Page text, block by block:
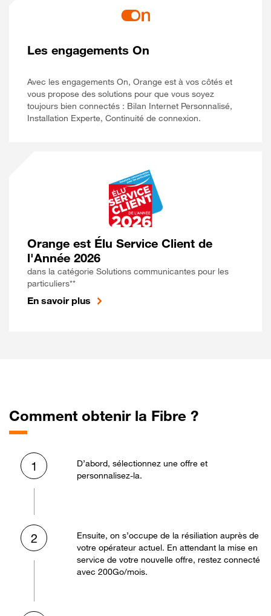
Les engagements On
Avec les engagements On, Orange est à vos côtés et
vous propose des solutions pour que vous soyez
toujours bien connectés : Bilan Internet Personnalisé,
Installation Experte, Continuité de connexion.
Orange est Élu Service Client de
l'Année 2026
dans la catégorie Solutions communicantes pour les
particuliers**
En savoir plus
Comment obtenir la Fibre ?
1
D’abord, sélectionnez une offre et
personnalisez-la.
2
Ensuite, on s’occupe de la résiliation auprès de
votre opérateur actuel. En attendant la mise en
service de votre nouvelle offre, restez connecté
avec 200Go/mois.